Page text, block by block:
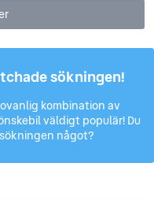
sökningen!
kombination av
väldigt populär! Du
något?